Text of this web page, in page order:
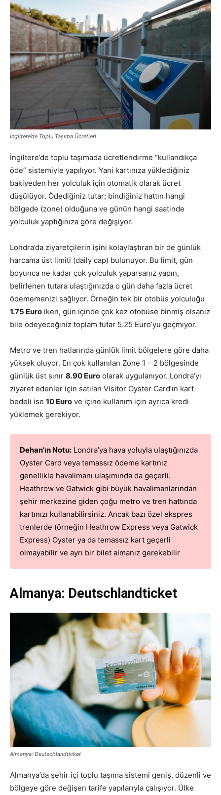
İngiltere’de Toplu Taşıma Ücretleri
İngiltere’de toplu taşımada ücretlendirme “kullandıkça
öde” sistemiyle yapılıyor. Yani kartınıza yüklediğiniz
bakiyeden her yolculuk için otomatik olarak ücret
düşülüyor. Ödediğiniz tutar; bindiğiniz hattın hangi
bölgede (zone) olduğuna ve günün hangi saatinde
yolculuk yaptığınıza göre değişiyor.
Londra’da ziyaretçilerin işini kolaylaştıran bir de günlük
harcama üst limiti (daily cap) bulunuyor. Bu limit, gün
boyunca ne kadar çok yolculuk yaparsanız yapın,
belirlenen tutara ulaştığınızda o gün daha fazla ücret
ödememenizi sağlıyor. Örneğin tek bir otobüs yolculuğu
1.75 Euro iken, gün içinde çok kez otobüse binmiş olsanız
bile ödeyeceğiniz toplam tutar 5.25 Euro’yu geçmiyor.
Metro ve tren hatlarında günlük limit bölgelere göre daha
yüksek oluyor. En çok kullanılan Zone 1 – 2 bölgesinde
günlük üst sınır 8.90 Euro olarak uygulanıyor. Londra’yı
ziyaret edenler için satılan Visitor Oyster Card’ın kart
bedeli ise 10 Euro ve içine kullanım için ayrıca kredi
yüklemek gerekiyor.
Dehan’ın Notu: Londra’ya hava yoluyla ulaştığınızda
Oyster Card veya temassız ödeme kartınız
genellikle havalimanı ulaşımında da geçerli.
Heathrow ve Gatwick gibi büyük havalimanlarından
şehir merkezine giden çoğu metro ve tren hattında
kartınızı kullanabilirsiniz. Ancak bazı özel ekspres
trenlerde (örneğin Heathrow Express veya Gatwick
Express) Oyster ya da temassız kart geçerli
olmayabilir ve ayrı bir bilet almanız gerekebilir
Almanya: Deutschlandticket
Almanya: Deutschlandticket
Almanya’da şehir içi toplu taşıma sistemi geniş, düzenli ve
bölgeye göre değişen tarife yapılarıyla çalışıyor. Ülke